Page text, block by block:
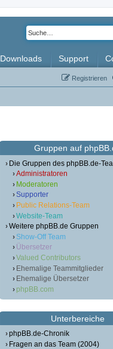
Downloads Support
Registrieren
Gruppen auf
Die Gruppen des phpBB.de-
Administratoren
Moderatoren
Supporter
Public Relations-Team
Website-Team
Weitere phpBB.de Gruppen
Show-Off Team
Übersetzer
Valued Contributors
Ehemalige Teammitglieder
Ehemalige Übersetzer
phpBB.com
Unterbereiche
phpBB.de-Chronik
Fragen an das Team (2004)